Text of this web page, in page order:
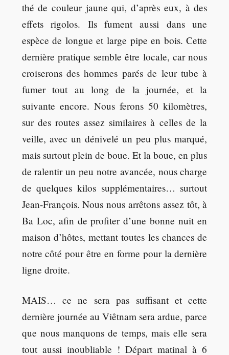
thé de couleur jaune qui, d’après eux, à des
effets rigolos. Ils fument aussi dans une
espèce de longue et large pipe en bois. Cette
dernière pratique semble être locale, car nous
croiserons des hommes parés de leur tube à
fumer tout au long de la journée, et la
suivante encore. Nous ferons 50 kilomètres,
sur des routes assez similaires à celles de la
veille, avec un dénivelé un peu plus marqué,
mais surtout plein de boue. Et la boue, en plus
de ralentir un peu notre avancée, nous charge
de quelques kilos supplémentaires… surtout
Jean-François. Nous nous arrêtons assez tôt, à
Ba Loc, afin de profiter d’une bonne nuit en
maison d’hôtes, mettant toutes les chances de
notre côté pour être en forme pour la dernière
ligne droite.
MAIS… ce ne sera pas suffisant et cette
dernière journée au Viêtnam sera ardue, parce
que nous manquons de temps, mais elle sera
tout aussi inoubliable ! Départ matinal à 6